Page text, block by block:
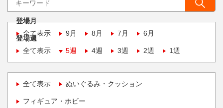
登場月
全て表示
9月 8月 7月 6月
登場週
全て表示
5週 4週 3週 2週 1週
全て表示 ぬいぐるみ・クッション
フィギュア・ホビー